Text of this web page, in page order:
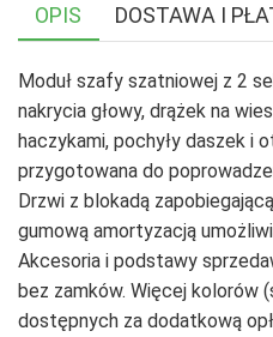
OPIS DOSTAWA I
Moduł szafy szatniowej z 2
nakrycia głowy, drążek na
haczykami, pochyły daszek i
przygotowana do
Drzwi z blokadą
gumową amortyzacją
Akcesoria i podstawy
bez zamków. Więcej kolorów
dostępnych za dodatkową